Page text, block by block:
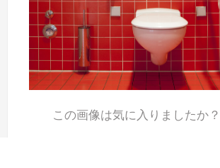
この画像は気に入りましたか